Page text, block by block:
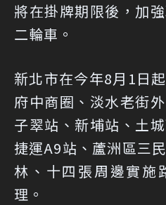
將在掛牌期限後，加
二輪車。
新北市在今年8月1日
府中商圈、淡水老街
子翠站、新埔站、土
捷運A9站、蘆洲區三
林、十四張周邊實施
理。